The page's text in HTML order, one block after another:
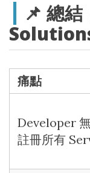
📌 總
痛點
Developer
註冊所有